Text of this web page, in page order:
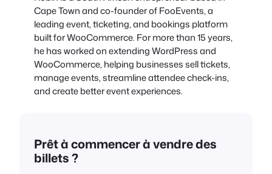
Cape Town and co-founder of FooEvents, a
leading event, ticketing, and bookings platform
built for WooCommerce. For more than 15 years,
he has worked on extending WordPress and
WooCommerce, helping businesses sell tickets,
manage events, streamline attendee check-ins,
and create better event experiences.
Prêt à commencer à vendre des
billets ?